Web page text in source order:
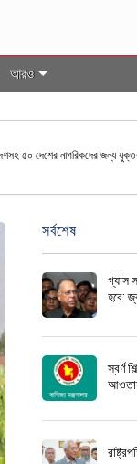
আরও
৫০ দেশের নাগরিকদের জন্য
সর্বশেষ
গ্যাস
হবে:
স্বর্ণ